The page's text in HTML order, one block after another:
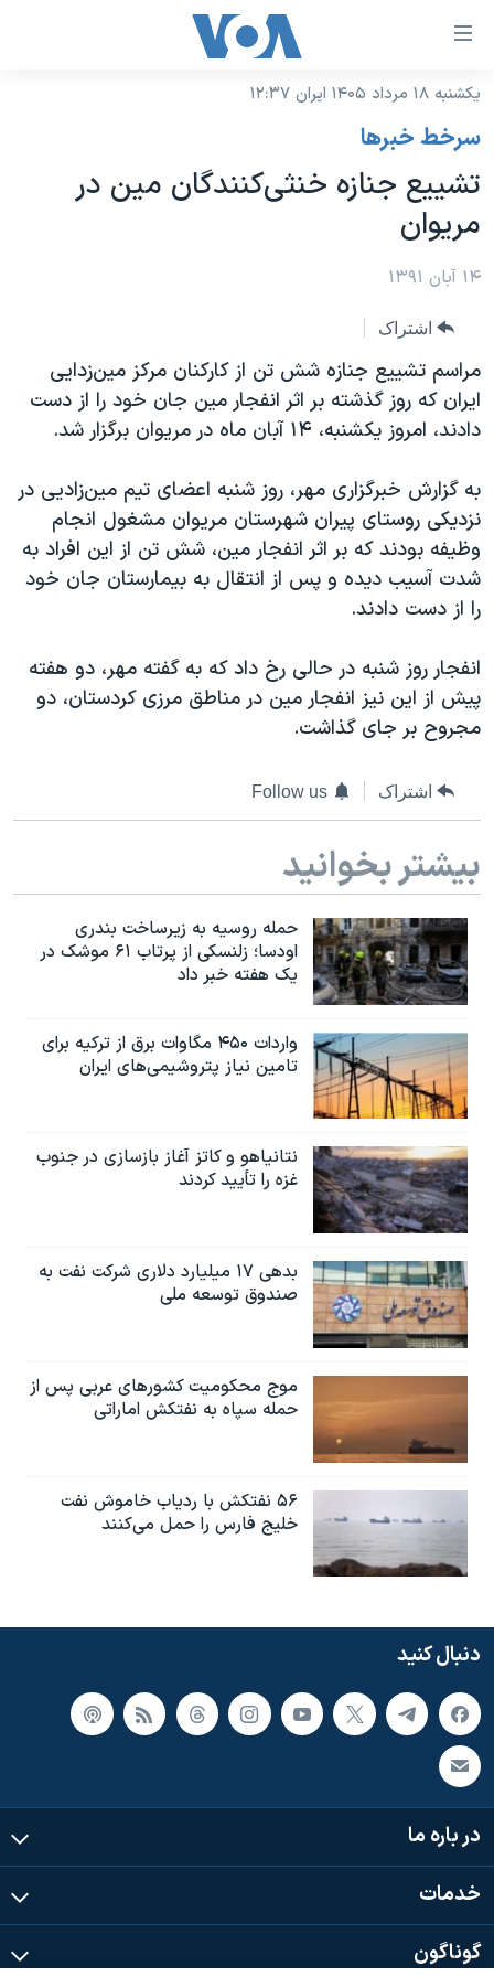
لینکهای
دسترسی
جهش
محتوای
اصلی
به
اصلی
جهش
به
جستجو
نسخه سبک وب‌سایت
موضوع ها
ایران
آمریکا
جهان
گزیده‌ها
ویژه برنامه‌ها
فرهنگ و زندگی
حقوق شهروندی
اقتصادی
اسرائیل در جنگ
گالری عکس
برنامه های تلویزیونی
جدول برنامه ها
صفحه‌های ویژه
عملیات خشم حماسی
۲۵۰سالگی آمریکا
بایگانی برنامه‌های تلویزیونی
مستندها
انتخابات ریاست جمهوری آمریکا ۲۰۲۴
حمله جمهوری اسلامی به اسرائیل
ورزش زنان در ایران
اعتراضات زن، زندگی، آزادی
تریبونال مردمی آبان ۹۸
چهل سال گروگان‌گیری
اعتراضات مردمی آبان ۹۸
اسرائیل در جنگ
نرگس محمدی برنده جایزه نوبل صلح
همایش محافظه‌کاران آمریکا «سی‌پک»
صفحه‌های ویژه
سفر پرزیدنت ترامپ به چین
فرکانس‌های صدای آمریکا
پخش رادیویی
دنبال کنید
زبانهای مختلف
یکشنبه ۱۸ مرداد ۱۴۰۵ ایران ۱۲:۳۷
سرخط خبرها
تشییع جنازه خنثی‌کنندگان مین در
مریوان
۱۴ آبان ۱۳۹۱
اشتراک
مراسم تشییع جنازه شش تن از کارکنان مرکز مین‌زدایی
ایران که روز گذشته بر اثر انفجار مین جان خود را از دست
دادند، امروز یکشنبه، ۱۴ آبان ماه در مریوان برگزار شد.
به گزارش خبرگزاری مهر، روز شنبه اعضای تیم مین‌زادیی در
نزدیکی روستای پیران شهرستان مریوان مشغول انجام
وظیفه بودند که بر اثر انفجار مین، شش تن از این افراد به
شدت آسیب دیده و پس از انتقال به بیمارستان جان خود
را از دست دادند.
انفجار روز شنبه در حالی رخ داد که به گفته مهر، دو هفته
پیش از این نیز انفجار مین در مناطق مرزی کردستان،‌ دو
مجروح بر جای گذاشت.
اشتراک Follow us
بیشتر بخوانید
حمله روسیه به زیرساخت بندری
اودسا؛ زلنسکی از پرتاب ۶۱ موشک در
یک هفته خبر داد
واردات ۴۵۰ مگاوات برق از ترکیه برای
تامین نیاز پتروشیمی‌های ایران
نتانیاهو و کاتز آغاز بازسازی در جنوب
غزه را تأیید کردند
بدهی ۱۷ میلیارد دلاری شرکت نفت به
صندوق توسعه ملی
موج محکومیت کشورهای عربی پس از
حمله سپاه به نفتکش اماراتی
۵۶ نفتکش با ردیاب خاموش نفت
خلیج فارس را حمل می‌کنند
دنبال کنید
در باره ما
خدمات
گوناگون